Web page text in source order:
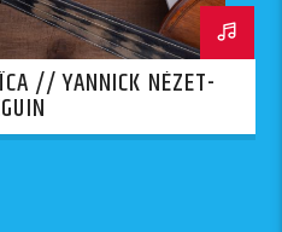
// YANNICK NÉZET-